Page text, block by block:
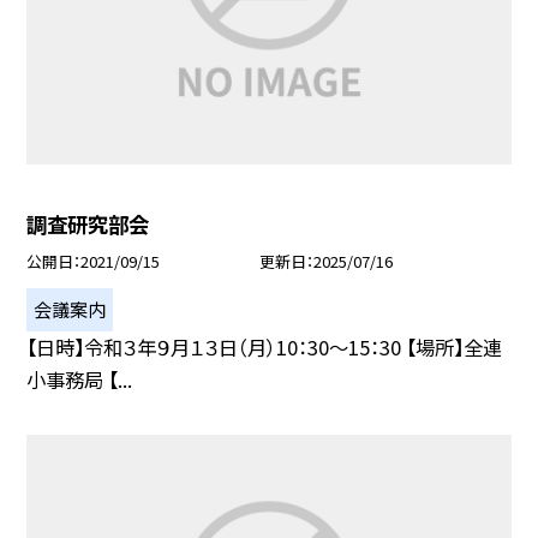
調査研究部会
公開日 2021/09/15 更新日 2025/07/16
会議案内
【日時】令和３年９月１３日（月）10：30〜15：30 【場所】全連
小事務局 【...